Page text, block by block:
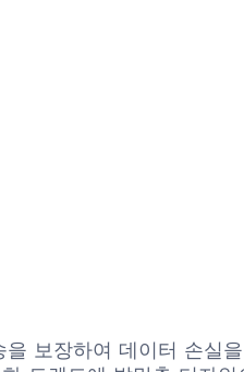
보장하여 데이터 손실